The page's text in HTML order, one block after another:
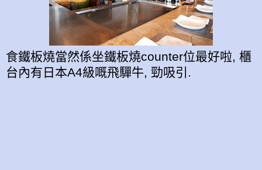
食鐵板燒當然係坐鐵板燒counter位最好啦, 櫃
台內有日本A4級嘅飛驒牛, 勁吸引.